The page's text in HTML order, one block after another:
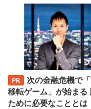
次の金融危機で
移転ゲーム」が始まる
ために必要なこととは